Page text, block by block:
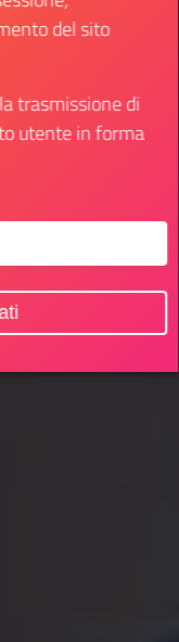
del sito
trasmissione di
utente in forma